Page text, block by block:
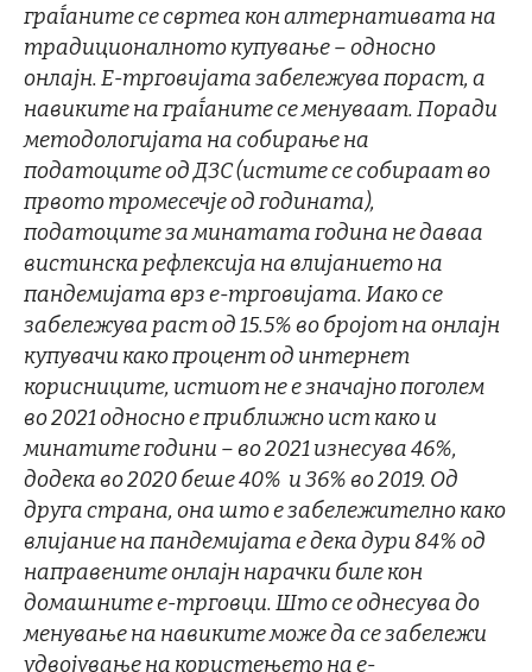
граѓаните се свртеа кон алтернативата на
традиционалното купување – односно
онлајн. Е-трговијата забележува пораст, а
навиките на граѓаните се менуваат. Поради
методологијата на собирање на
податоците од ДЗС (истите се собираат во
првото тромесечје од годината),
податоците за минатата година не даваа
вистинска рефлексија на влијанието на
пандемијата врз е-трговијата. Иако се
забележува раст од 15.5% во бројот на онлајн
купувачи како процент од интернет
корисниците, истиот не е значајно поголем
во 2021 односно е приближно ист како и
минатите години – во 2021 изнесува 46%,
додека во 2020 беше 40% и 36% во 2019. Од
друга страна, она што е забележително како
влијание на пандемијата е дека дури 84% од
направените онлајн нарачки биле кон
домашните е-трговци. Што се однесува до
менување на навиките може да се забележи
удвојување на користењето на е-